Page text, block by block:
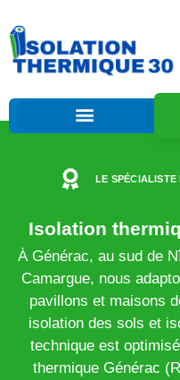
LE SPÉCIALISTE
Isolation
À Générac, au sud de
Camargue, nous
pavillons et maisons
isolation des sols et
technique est
thermique Générac